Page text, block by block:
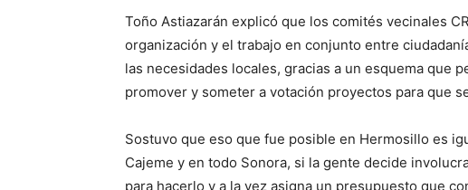
Toño Astiazarán explicó que los comités vecinales
organización y el trabajo en conjunto entre
las necesidades locales, gracias a un esquema que
promover y someter a votación proyectos para que
Sostuvo que eso que fue posible en Hermosillo es
Cajeme y en todo Sonora, si la gente decide
para hacerlo y a la vez asigna un presupuesto que